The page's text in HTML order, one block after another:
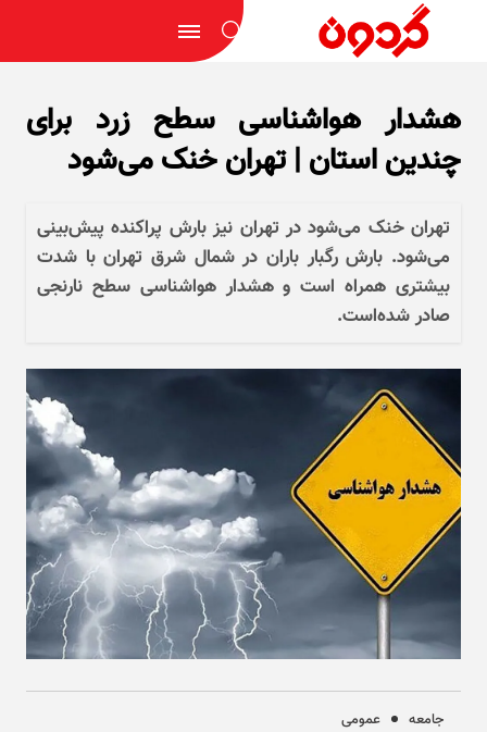
هشدار هواشناسی سطح زرد برای
چندین استان | تهران خنک می‌شود
تهران خنک می‌شود در تهران نیز بارش پراکنده پیش‌بینی
می‌شود. بارش رگبار باران در شمال شرق تهران با شدت
بیشتری همراه است و هشدار هواشناسی سطح نارنجی
صادر شده‌است.
جامعه
عمومی